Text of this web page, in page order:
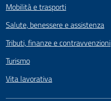
Mobilità e trasporti
Salute, benessere e assistenza
Tributi, finanze e contravvenzioni
Turismo
Vita lavorativa